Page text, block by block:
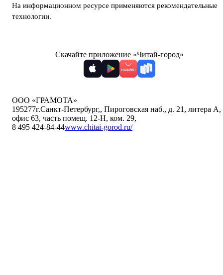
На информационном ресурсе применяются рекомендательные
технологии.
Скачайте приложение «Читай-город»
ООО «ГРАМОТА»
195277г.Санкт-Петербург,, Пироговская наб., д. 21, литера А,
офис 63, часть помещ. 12-Н, ком. 29,
8 495 424-84-44www.chitai-gorod.ru/